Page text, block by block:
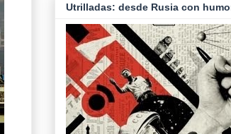
Utrilladas: desde Rusia con